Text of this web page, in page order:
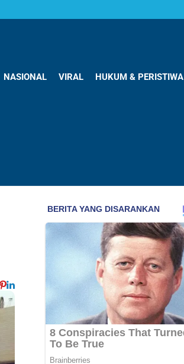
NASIONAL VIRAL HUKUM & PERISTIWA